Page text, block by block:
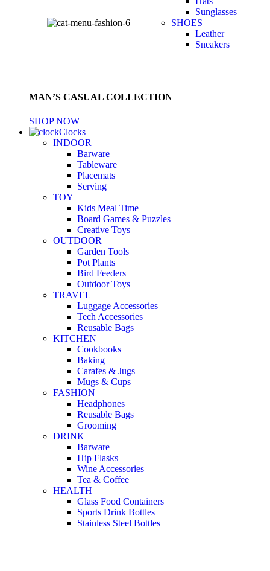
Sunglasses
SHOES
Leather
Sneakers
MAN’S CASUAL COLLECTION
SHOP NOW
Clocks
INDOOR
Barware
Tableware
Placemats
Serving
TOY
Kids Meal Time
Board Games & Puzzles
Creative Toys
OUTDOOR
Garden Tools
Pot Plants
Bird Feeders
Outdoor Toys
TRAVEL
Luggage Accessories
Tech Accessories
Reusable Bags
KITCHEN
Cookbooks
Baking
Carafes & Jugs
Mugs & Cups
FASHION
Headphones
Reusable Bags
Grooming
DRINK
Barware
Hip Flasks
Wine Accessories
Tea & Coffee
HEALTH
Glass Food Containers
Sports Drink Bottles
Stainless Steel Bottles